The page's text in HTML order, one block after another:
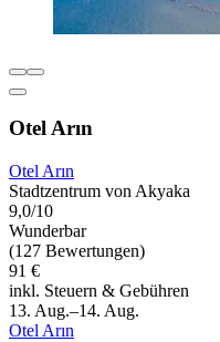
Otel Arın
Otel Arın
Stadtzentrum von Akyaka
9,0/10
Wunderbar
(127 Bewertungen)
91 €
inkl. Steuern & Gebühren
13. Aug.–14. Aug.
Otel Arın